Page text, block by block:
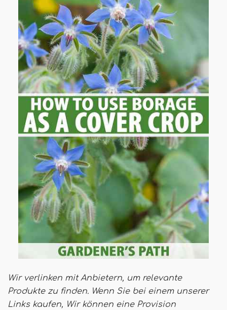
Wir verlinken mit Anbietern, um relevante
Produkte zu finden. Wenn Sie bei einem unserer
Links kaufen, Wir können eine Provision